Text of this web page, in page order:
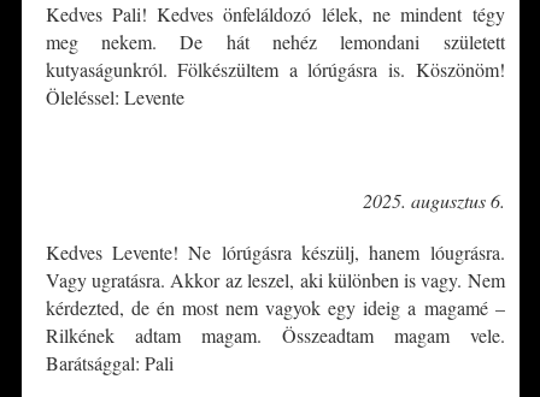
Kedves Pali! Kedves önfeláldozó lélek, ne mindent tégy
meg nekem. De hát nehéz lemondani született
kutyaságunkról. Fölkészültem a lórúgásra is. Köszönöm!
Öleléssel: Levente
2025. augusztus 6.
Kedves Levente! Ne lórúgásra készülj, hanem lóugrásra.
Vagy ugratásra. Akkor az leszel, aki különben is vagy. Nem
kérdezted, de én most nem vagyok egy ideig a magamé –
Rilkének adtam magam. Összeadtam magam vele.
Barátsággal: Pali